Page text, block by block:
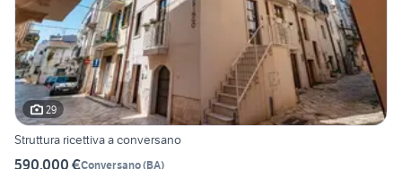
29
Struttura ricettiva a conversano
590.000 €Conversano(BA)